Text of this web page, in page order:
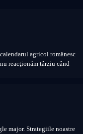
agricol românesc
reacţionăm târziu când
major. Strategiile noastre